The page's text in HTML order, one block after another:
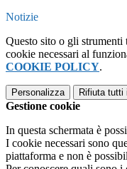
Notizie
Questo sito o gli
cookie necessari al
COOKIE POLICY.
Personalizza Rifiuta tutti
Gestione cookie
In questa schermata è
I cookie necessari sono
piattaforma e non è